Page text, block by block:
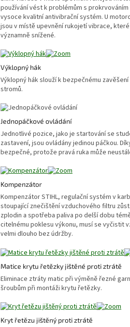
používání vést k problémům s
vysoce kvalitní antivibrační systém. U
jsou v místě upevnění rukojetí vibrace,
významně snížené.
Výklopný hák
Výklopný hák slouží k bezpečnému
stromů.
Jednopáčkové ovládání
Jednotlivé pozice, jako je startování se
zastavení, jsou ovládány jedinou páčkou.
bezpečné, protože pravá ruka může
Kompenzátor
Kompenzátor STIHL, regulační systém v
stoupající znečištění vzduchového filtru
zplodin a spotřeba paliva po delší dobu
citelnému poklesu výkonu, musí se vyčistit
velmi dlouho bez údržby.
Matice krytu řetězky jištěné proti ztrátě
Eliminace ztráty matic při výměně řezné
šroubům při montáži krytu řetězky.
Kryt řetězu jištěný proti ztrátě